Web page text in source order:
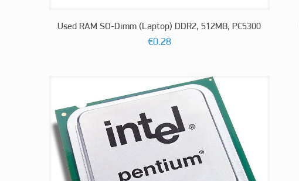
Used RAM SO-Dimm (Laptop) DDR2, 512MB, PC5300
€0.28